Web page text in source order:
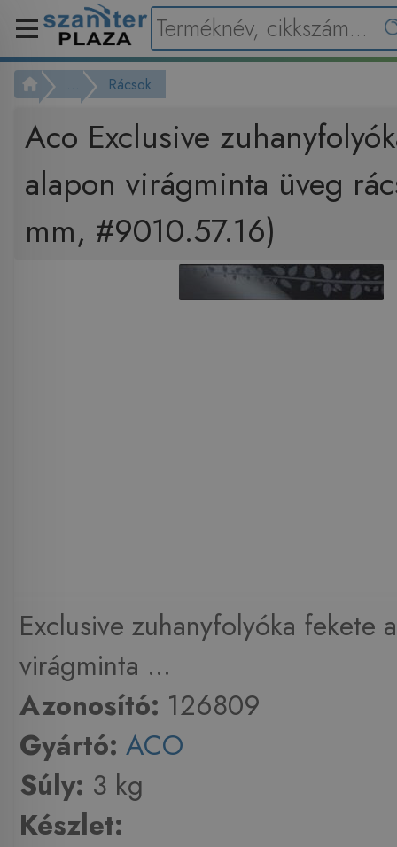
... Rácsok
Aco Exclusive
alapon virágminta üveg
mm, #9010.57.16)
Exclusive zuhanyfolyóka fekete
virágminta ...
Azonosító: 126809
Gyártó: ACO
Súly: 3 kg
Készlet: